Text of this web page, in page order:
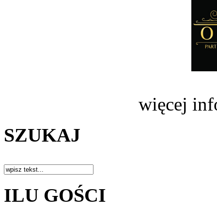
więcej
SZUKAJ
ILU GOŚCI